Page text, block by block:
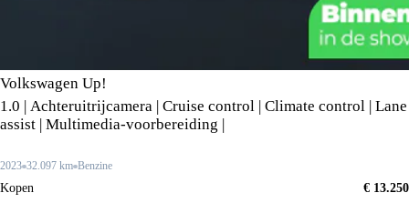
Volkswagen Up!
1.0 | Achteruitrijcamera | Cruise control | Climate control | Lane
assist | Multimedia-voorbereiding |
2023 32.097 km Benzine
Kopen
€ 13.250